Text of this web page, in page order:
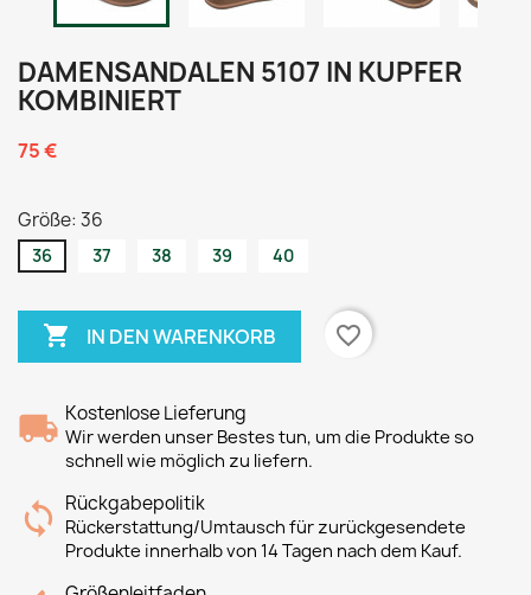
DAMENSANDALEN 5107 IN KUPFER
KOMBINIERT
75 €
Größe: 36
36 37 38 39 40
 IN DEN WARENKORB favorite_border
Kostenlose Lieferung
Wir werden unser Bestes tun, um die Produkte so
schnell wie möglich zu liefern.
Rückgabepolitik
Rückerstattung/Umtausch für zurückgesendete
Produkte innerhalb von 14 Tagen nach dem Kauf.